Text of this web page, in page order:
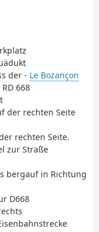
der - Le Bozançon
668
der rechten Seite
rechten Seite.
zur Straße
bergauf in Richtung
D668